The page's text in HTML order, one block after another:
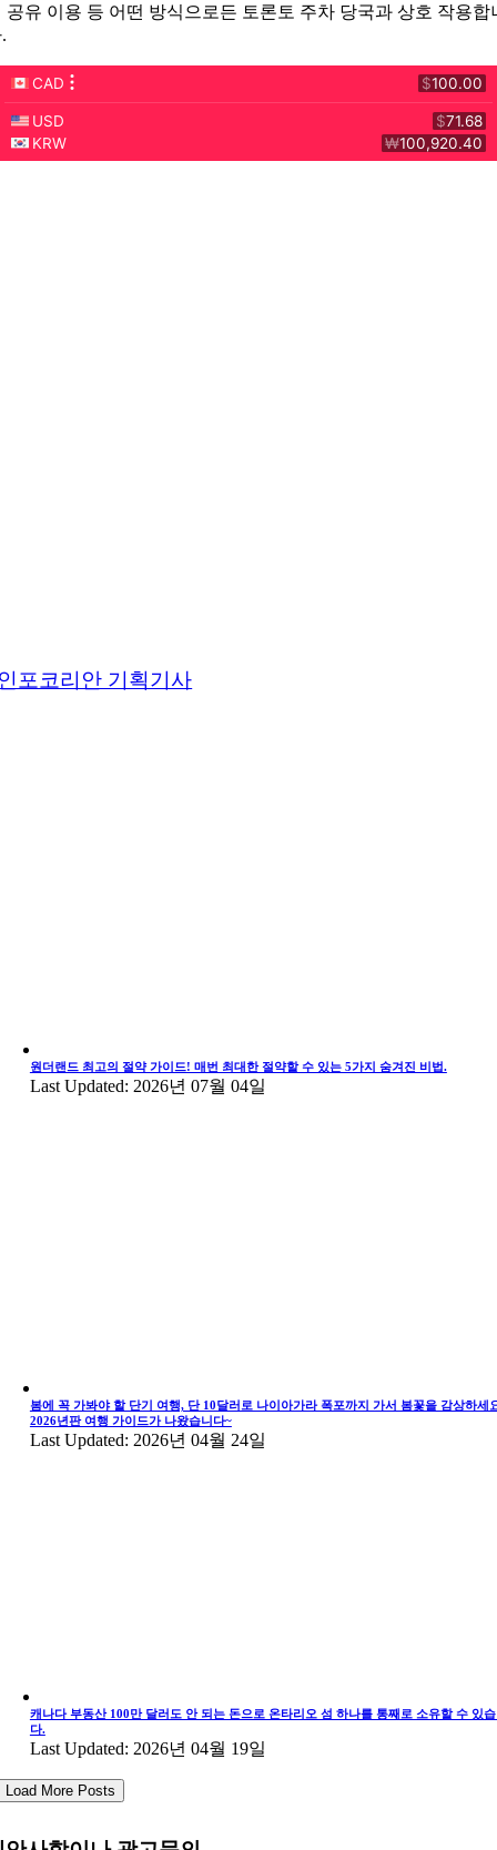
공유 이용 등 어떤 방식으로든 토론토 주차 당국과 상호 작용합
포코리안 기획기사
원더랜드 최고의 절약 가이드! 매번 최대한 절약할 수 있는 5가지 숨겨진 비법.
Last Updated: 2026년 07월 04일
봄에 꼭 가봐야 할 단기 여행, 단 10달러로 나이아가라 폭포까지 가서 봄꽃을 감상하세
2026년판 여행 가이드가 나왔습니다~
Last Updated: 2026년 04월 24일
캐나다 부동산 100만 달러도 안 되는 돈으로 온타리오 섬 하나를 통째로 소유할 수 있
다.
Last Updated: 2026년 04월 19일
Load More Posts